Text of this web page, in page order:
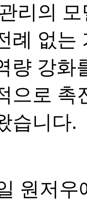
리의
례 없는
량 강
으로 촉
습니다.
원저